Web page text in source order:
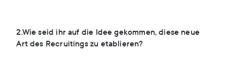
2.Wie seid ihr auf die Idee gekommen, diese neue
Art des Recruitings zu etablieren?